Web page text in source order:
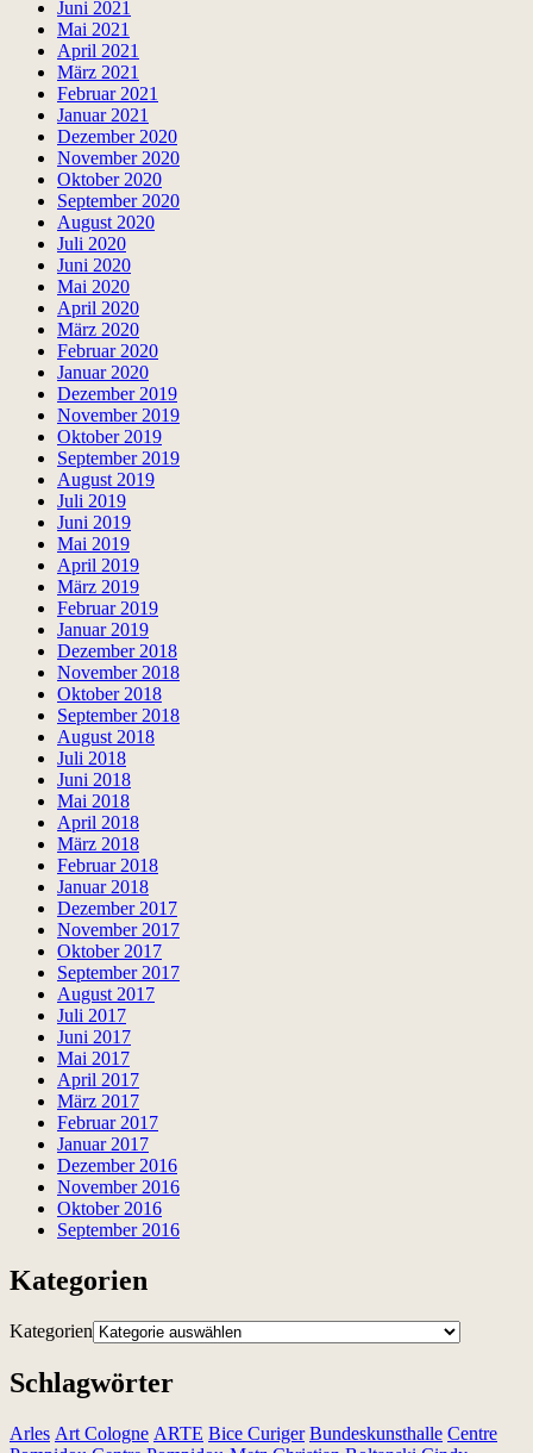
Juni 2021
Mai 2021
April 2021
März 2021
Februar 2021
Januar 2021
Dezember 2020
November 2020
Oktober 2020
September 2020
August 2020
Juli 2020
Juni 2020
Mai 2020
April 2020
März 2020
Februar 2020
Januar 2020
Dezember 2019
November 2019
Oktober 2019
September 2019
August 2019
Juli 2019
Juni 2019
Mai 2019
April 2019
März 2019
Februar 2019
Januar 2019
Dezember 2018
November 2018
Oktober 2018
September 2018
August 2018
Juli 2018
Juni 2018
Mai 2018
April 2018
März 2018
Februar 2018
Januar 2018
Dezember 2017
November 2017
Oktober 2017
September 2017
August 2017
Juli 2017
Juni 2017
Mai 2017
April 2017
März 2017
Februar 2017
Januar 2017
Dezember 2016
November 2016
Oktober 2016
September 2016
Kategorien
Kategorien
Schlagwörter
Arles Art Cologne ARTE Bice Curiger Bundeskunsthalle Centre